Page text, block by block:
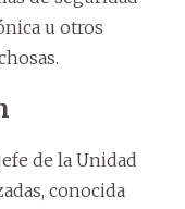
u otros
de la Unidad
conocida